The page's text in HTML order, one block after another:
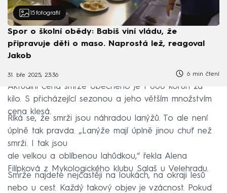
15 fotografií
Spor o školní obědy: Babiš viní vládu, že
připravuje děti o maso. Naprostá lež, reagoval
Jakob
31. bře 2025, 23:36 6 min čtení
Aktuální cena smrže obecného je 1 600 korun za
kilo. S přicházející sezonou a jeho větším množstvím
cena klesá.
Říká se, že smrži jsou náhradou lanýžů. To ale není
úplně tak pravda. „Lanýže mají úplně jinou chuť než
smrži. I tak jsou
ale velkou a oblíbenou lahůdkou,“ řekla Alena
Filípková z Mykologického klubu Salaš u Velehradu.
Smrže najdete nejčastěji na loukách, na okraji lesů
nebo u cest. Každý takový objev je vzácnost. Pokud